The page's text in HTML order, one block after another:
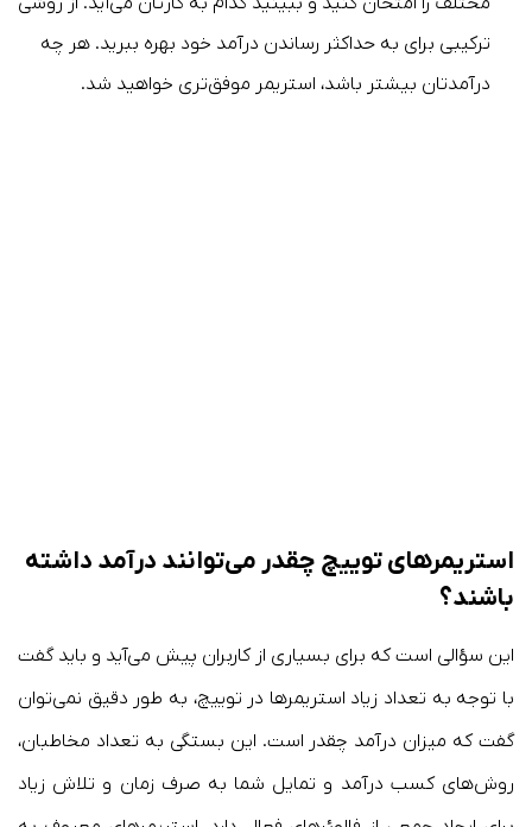
ترکیبی برای به حداکثر رساندن درآمد خود بهره ببرید. هر چه
درآمدتان بیشتر باشد، استریمر موفق‌تری خواهید شد.
استریمر‌های توییچ چقدر می‌توانند درآمد داشته
باشند؟
این سؤالی است که برای بسیاری از کاربران پیش می‌آید و باید گفت
با توجه به تعداد زیاد استریمر‌ها در توییچ، به طور دقیق نمی‌توان
گفت که میزان درآمد چقدر است. این بستگی به تعداد مخاطبان،
روش‌های کسب درآمد و تمایل شما به صرف زمان و تلاش زیاد